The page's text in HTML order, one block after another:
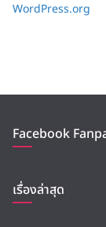
WordPress.org
Facebook
เรื่องล่าสุด